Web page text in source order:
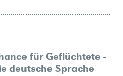
für Geflüchtete -
deutsche Sprache